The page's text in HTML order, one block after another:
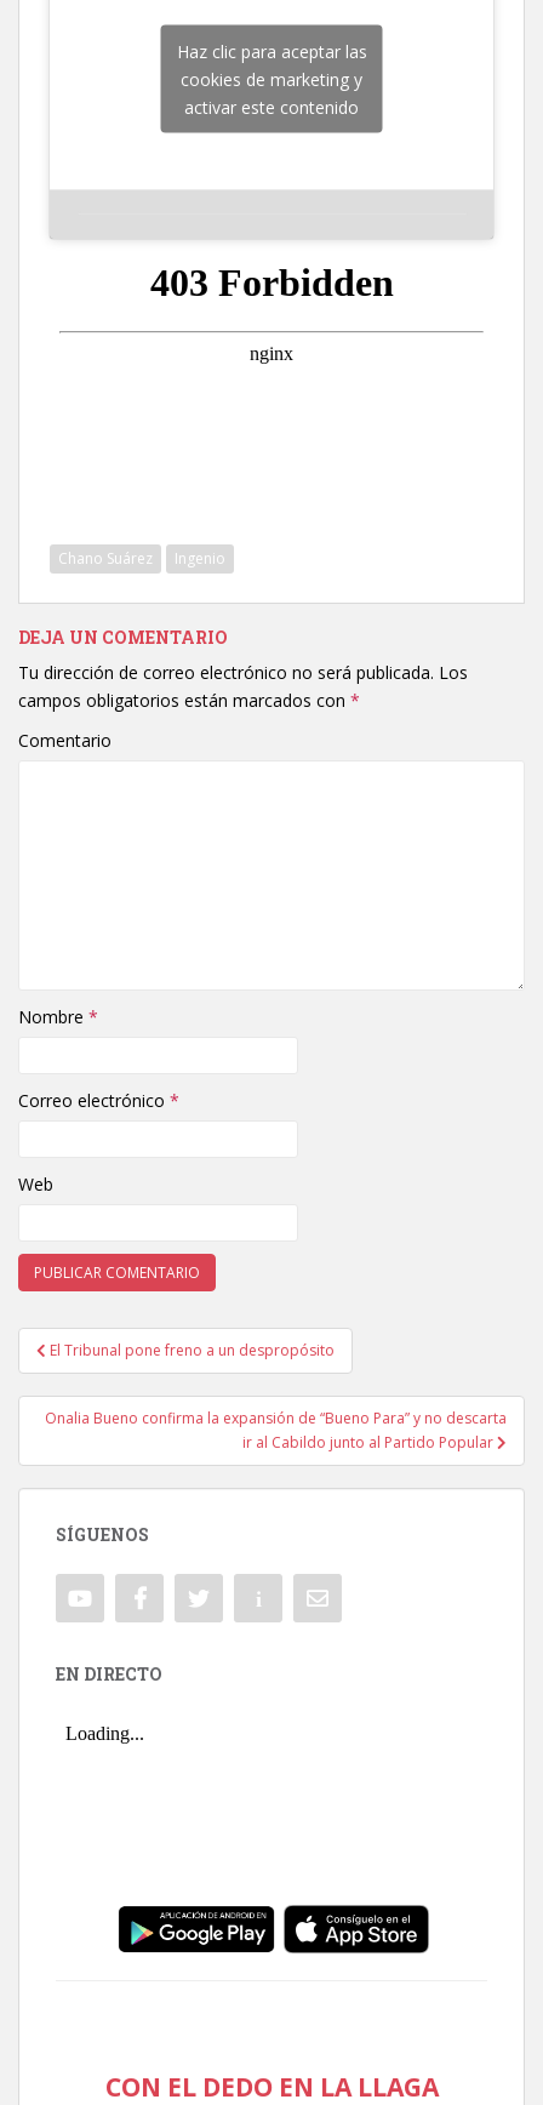
Haz clic para aceptar las
cookies de marketing y
activar este contenido
Chano Suárez Ingenio
DEJA UN COMENTARIO
Tu dirección de correo electrónico no será publicada. Los
campos obligatorios están marcados con *
Comentario
Nombre *
Correo electrónico *
Web
Navegación de entradas
El Tribunal pone freno a un despropósito
Onalia Bueno confirma la expansión de “Bueno Para” y no descarta
ir al Cabildo junto al Partido Popular
SÍGUENOS
EN DIRECTO
CON EL DEDO EN LA LLAGA